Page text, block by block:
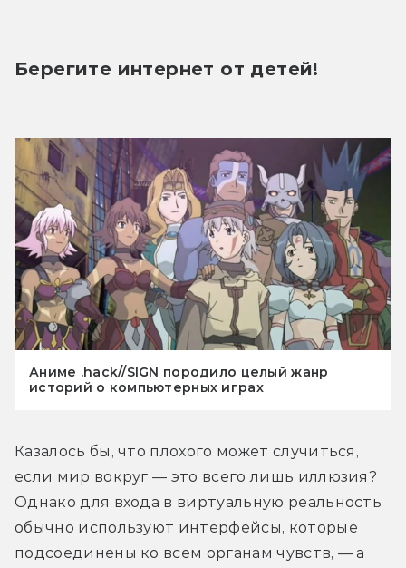
Берегите интернет от детей!
Аниме .hack//SIGN породило целый жанр
историй о компьютерных играх
Казалось бы, что плохого может случиться,
если мир вокруг — это всего лишь иллюзия?
Однако для входа в виртуальную реальность
обычно используют интерфейсы, которые
подсоединены ко всем органам чувств, — а